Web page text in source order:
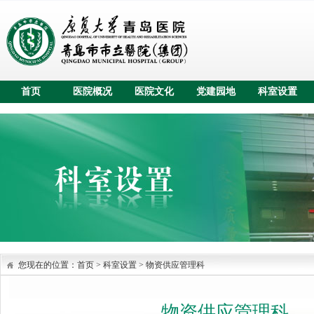
首页 医院概况 医院文化 党建园地 科室设置
您现在的位置： 首页 > 科室设置 > 物资供应管理科